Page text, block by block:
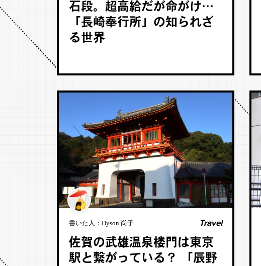
石段。超高給だが命がけ…
「長崎奉行所」の知られざ
る世界
書いた人： Dyson 尚子 Travel
佐賀の武雄温泉楼門は東京
駅と繋がっている？ 「辰野